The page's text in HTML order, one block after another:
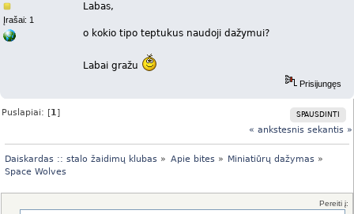
Įrašai: 1
Labas,
o kokio tipo teptukus naudoji dažymui?
Labai gražu
Prisijungęs
SPAUSDINTI
Puslapiai: [1]
« ankstesnis sekantis »
Daiskardas :: stalo žaidimų klubas » Apie bites» Miniatiūrų dažymas »
Space Wolves
Pereiti į: